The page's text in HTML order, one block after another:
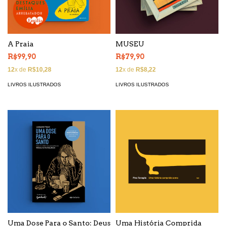
A Praia
R$99,90
12x de R$10,28
LIVROS ILUSTRADOS
MUSEU
R$79,90
12x de R$8,22
LIVROS ILUSTRADOS
Uma Dose Para o Santo: Deus
Uma História Comprida